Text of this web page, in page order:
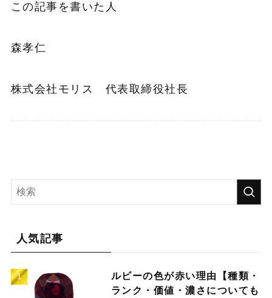
この記事を書いた人
森孝仁
株式会社モリス 代表取締役社長
人気記事
ルビーの色が赤い理由【種類・
ランク・価値・濃さについても